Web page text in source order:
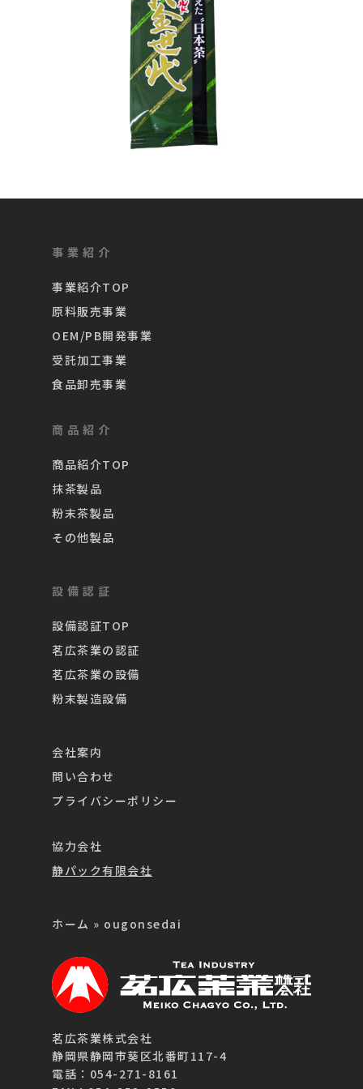
事業紹介
事業紹介TOP
原料販売事業
OEM/PB開発事業
受託加工事業
食品卸売事業
商品紹介
商品紹介TOP
抹茶製品
粉末茶製品
その他製品
設備認証
設備認証TOP
茗広茶業の認証
茗広茶業の設備
粉末製造設備
会社案内
問い合わせ
プライバシーポリシー
協力会社
静パック有限会社
ホーム » ougonsedai
茗広茶業株式会社
静岡県静岡市葵区北番町117-4
電話：054-271-8161